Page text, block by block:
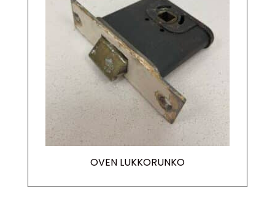
OVEN LUKKORUNKO